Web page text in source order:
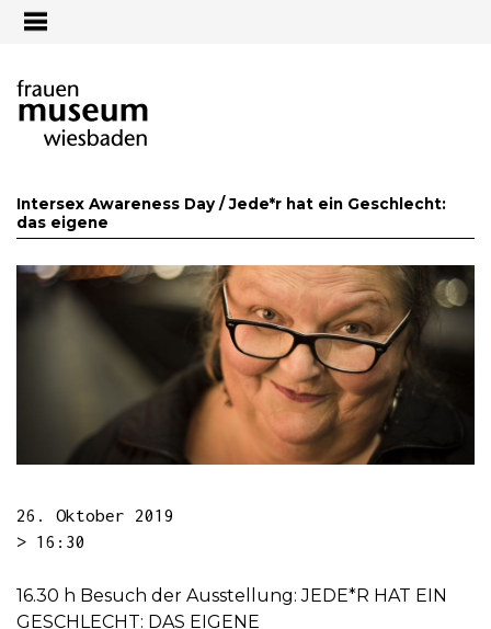
Intersex Awareness Day /Jede*r hat ein Geschlecht:
das eigene
26. Oktober 2019
> 16:30
16.30 h Besuch der Ausstellung: JEDE*R HAT EIN
GESCHLECHT: DAS EIGENE